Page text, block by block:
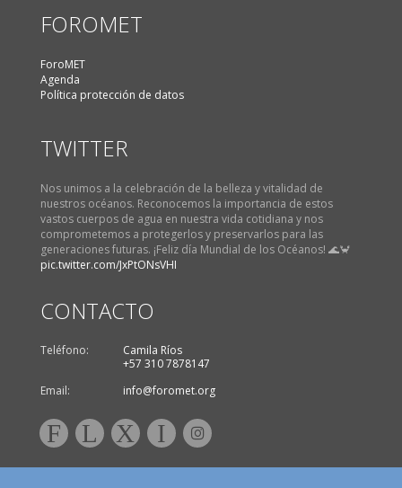
FOROMET
ForoMET
Agenda
Política protección de datos
TWITTER
Nos unimos a la celebración de la belleza y vitalidad de
nuestros océanos. Reconocemos la importancia de estos
vastos cuerpos de agua en nuestra vida cotidiana y nos
comprometemos a protegerlos y preservarlos para las
generaciones futuras. ¡Feliz día Mundial de los Océanos! 🌊🦀
pic.twitter.com/JxPtONsVHI
CONTACTO
Teléfono:
Camila Ríos
+57 310 7878147
Email:
info@foromet.org